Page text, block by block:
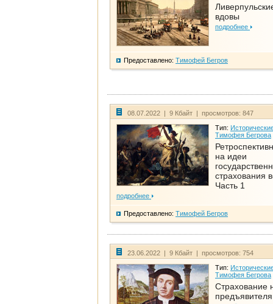
вдовы
подробнее
Предоставлено: Тимофей Бегров
08.07.2022 | 9 Кбайт | просмотров: 847
Тип:
Тимофея Бегрова
на идеи
страхования
Часть 1
подробнее
Предоставлено: Тимофей Бегров
23.06.2022 | 9 Кбайт | просмотров: 754
Тип:
Тимофея Бегрова
Страхование
предъявителя